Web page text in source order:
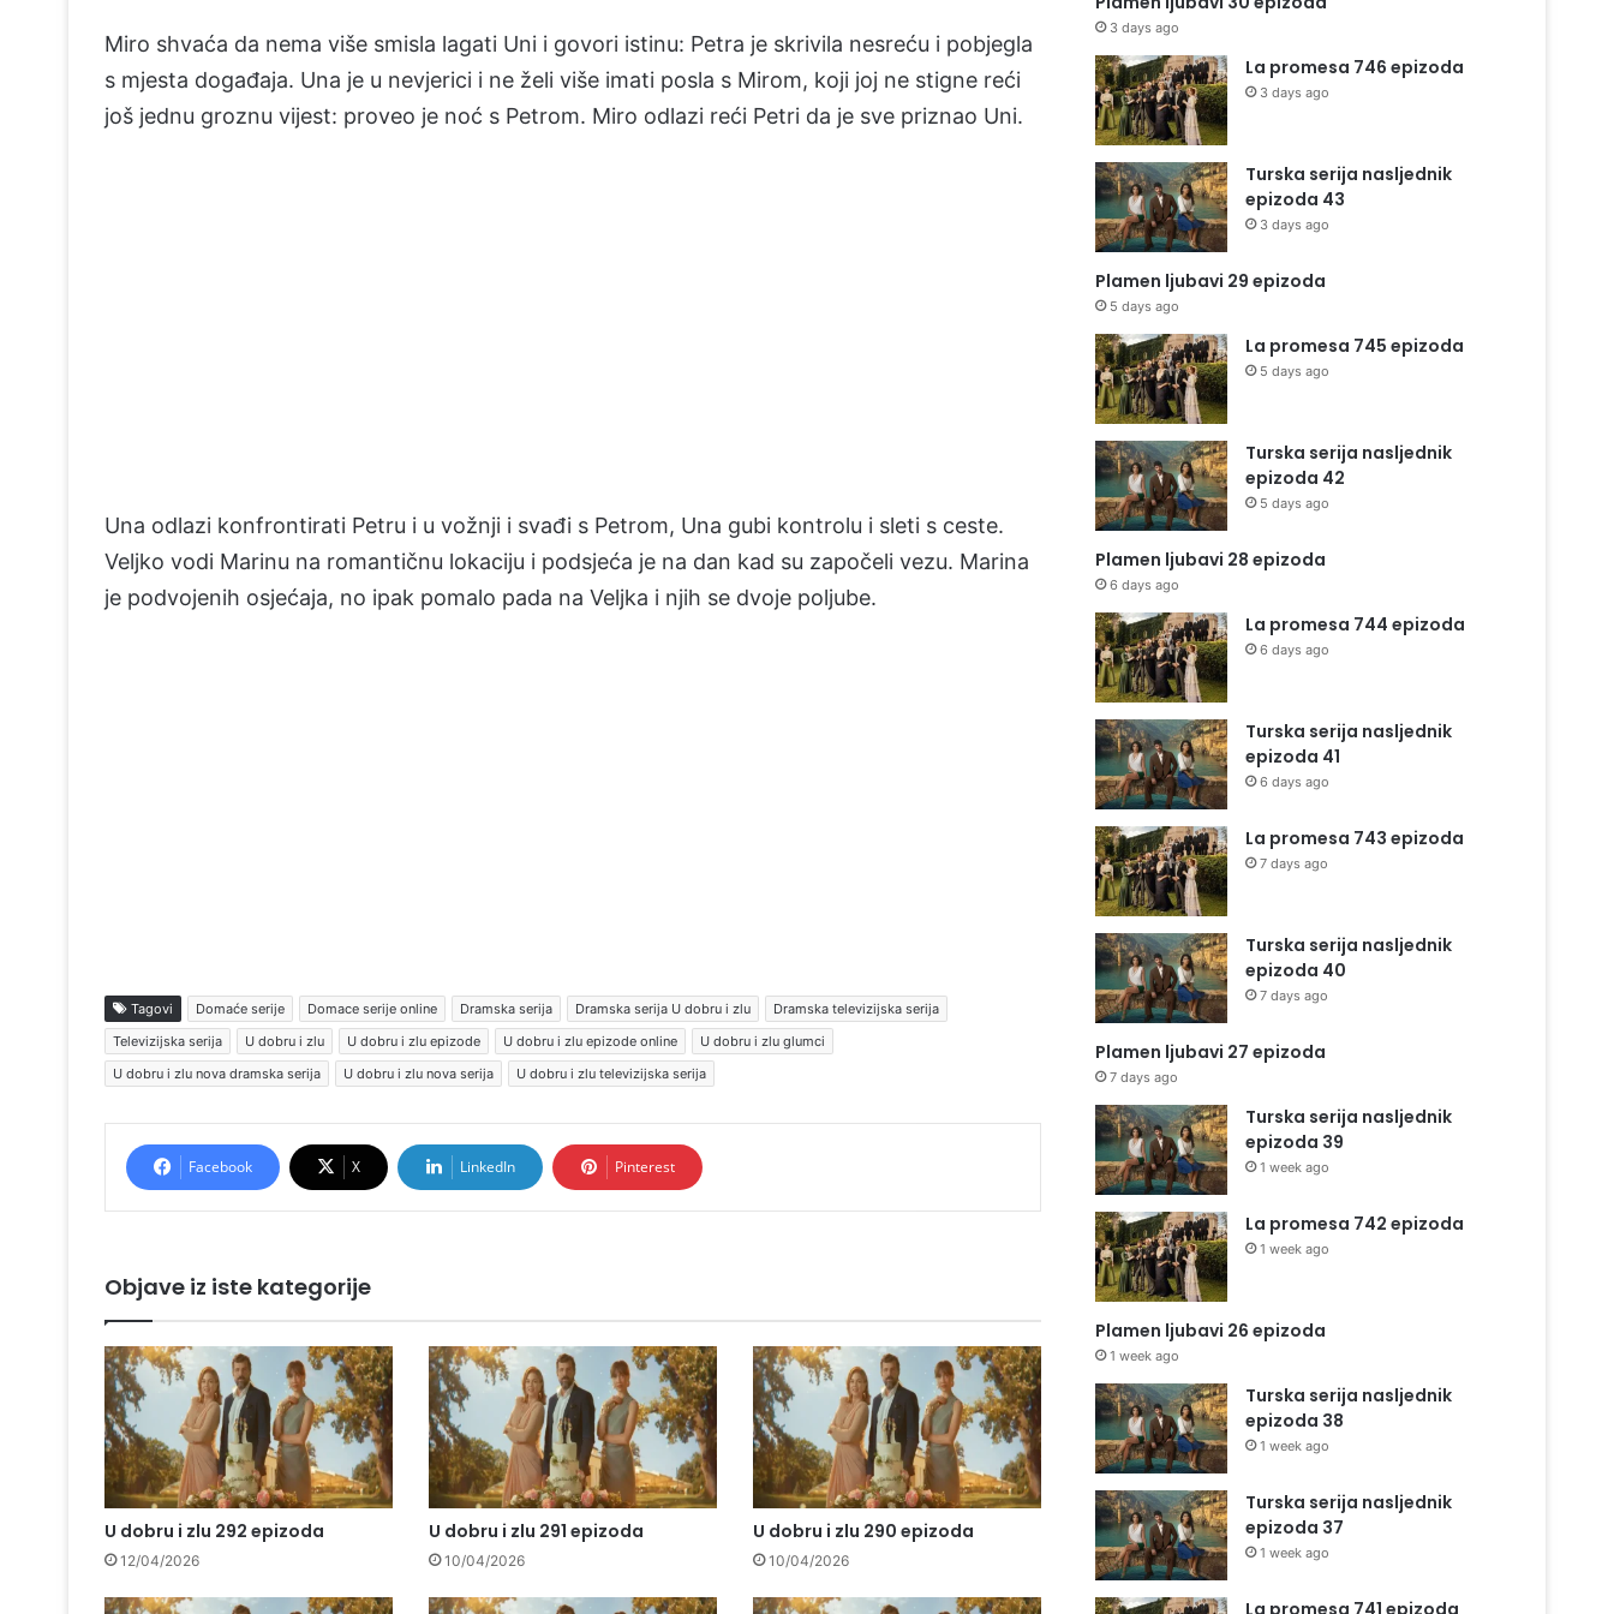
Miro shvaća da nema više smisla lagati Uni i govori istinu: Petra je skrivila nesreću i pobjegla
s mjesta događaja. Una je u nevjerici i ne želi više imati posla s Mirom, koji joj ne stigne reći
još jednu groznu vijest: proveo je noć s Petrom. Miro odlazi reći Petri da je sve priznao Uni.
Una odlazi konfrontirati Petru i u vožnji i svađi s Petrom, Una gubi kontrolu i sleti s ceste.
Veljko vodi Marinu na romantičnu lokaciju i podsjeća je na dan kad su započeli vezu. Marina
je podvojenih osjećaja, no ipak pomalo pada na Veljka i njih se dvoje poljube.
Tagovi Domaće serije Domace serije online Dramska serija Dramska serija U dobru i zlu
Dramska televizijska serija
Televizijska serija
U dobru i zlu U dobru i zlu epizode U dobru i zlu epizode online
U dobru i zlu glumci
U dobru i zlu nova dramska serija
U dobru i zlu nova serija U dobru i zlu televizijska serija
Facebook X LinkedIn Pinterest
Objave iz iste kategorije
U dobru i zlu 292 epizoda
12/04/2026
U dobru i zlu 291 epizoda
10/04/2026
U dobru i zlu 290 epizoda
10/04/2026
3 days ago
La promesa 746 epizoda
3 days ago
Turska serija nasljednik
epizoda 43
3 days ago
Plamen ljubavi 29 epizoda
5 days ago
La promesa 745 epizoda
5 days ago
Turska serija nasljednik
epizoda 42
5 days ago
Plamen ljubavi 28 epizoda
6 days ago
La promesa 744 epizoda
6 days ago
Turska serija nasljednik
epizoda 41
6 days ago
La promesa 743 epizoda
7 days ago
Turska serija nasljednik
epizoda 40
7 days ago
Plamen ljubavi 27 epizoda
7 days ago
Turska serija nasljednik
epizoda 39
1 week ago
La promesa 742 epizoda
1 week ago
Plamen ljubavi 26 epizoda
1 week ago
Turska serija nasljednik
epizoda 38
1 week ago
Turska serija nasljednik
epizoda 37
1 week ago
La promesa 741 epizoda